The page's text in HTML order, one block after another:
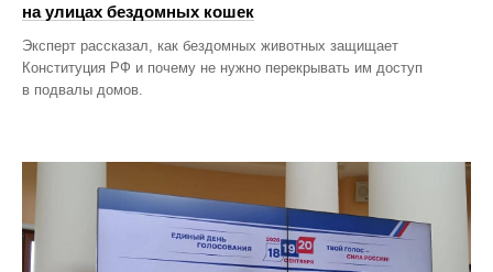
на улицах бездомных кошек
Эксперт рассказал, как бездомных животных защищает
Конституция РФ и почему не нужно перекрывать им доступ
в подвалы домов.